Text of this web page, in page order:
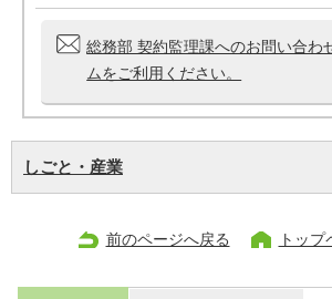
総務部 契約監理課へのお問い合わ
ムをご利用ください。
しごと・産業
前のページへ戻る トップ